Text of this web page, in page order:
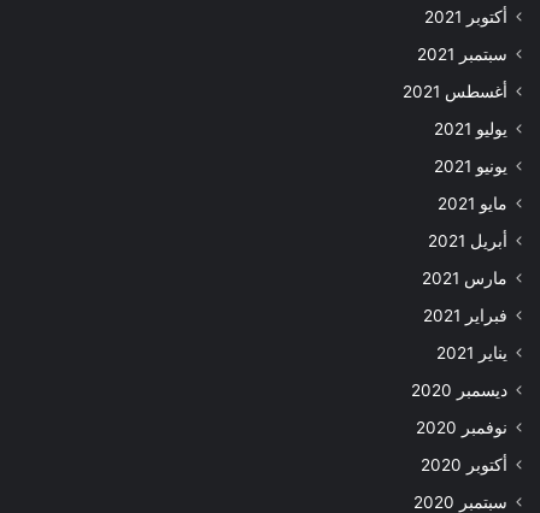
أكتوبر 2021
سبتمبر 2021
أغسطس 2021
يوليو 2021
يونيو 2021
مايو 2021
أبريل 2021
مارس 2021
فبراير 2021
يناير 2021
ديسمبر 2020
نوفمبر 2020
أكتوبر 2020
سبتمبر 2020